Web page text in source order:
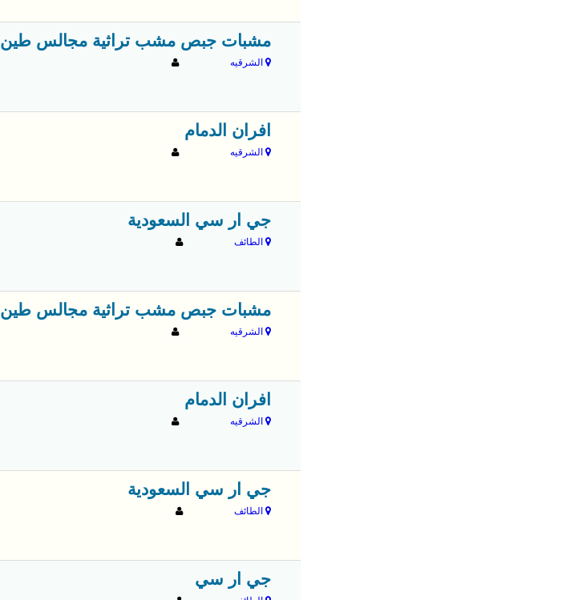
مشبات جبص مشب تراثية مجالس طين
الشرقيه
افران الدمام
الشرقيه
جي ار سي السعودية
الطائف
مشبات جبص مشب تراثية مجالس طين
الشرقيه
افران الدمام
الشرقيه
جي ار سي السعودية
الطائف
جي ار سي